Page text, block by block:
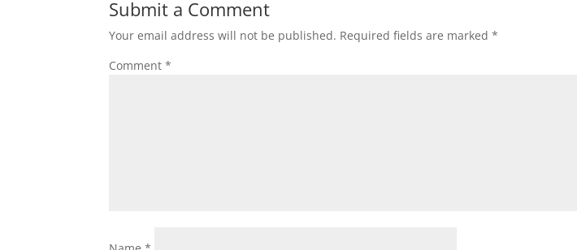
Submit a Comment
Your email address will not be published. Required fields are marked*
Comment*